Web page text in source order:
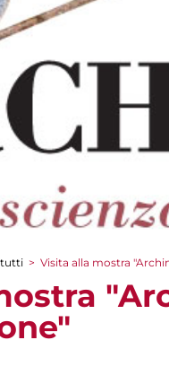
tutti > Visita alla mostra